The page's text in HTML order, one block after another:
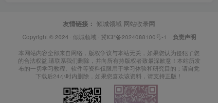
友情链接： 倾城领域 网站收录网
Copyright © 2024 · 倾城领域· 冀ICP备2024088100号-1 · 负责声明
本网站内容全部来自网络，版权争议与本站无关，如果您认为侵犯了您
的合法权益,请联系我们删除，并向所有持版权者致最深歉意！本站所发
布的一切学习教程、软件等资料仅限用于学习体验和研究目的；请自觉
下载后24小时内删除，如果您喜欢该资料，请支持正版！